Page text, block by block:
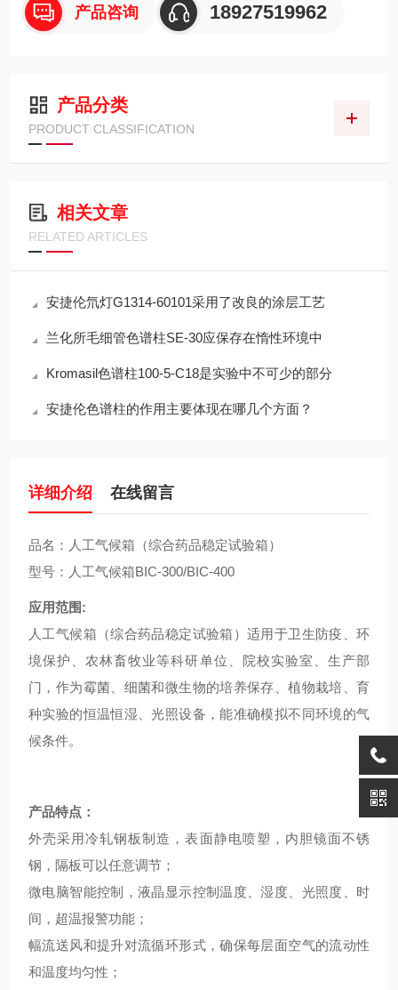
产品咨询 18927519962
产品分类
PRODUCT CLASSIFICATION
相关文章
RELATED ARTICLES
安捷伦氘灯G1314-60101采用了改良的涂层工艺
兰化所毛细管色谱柱SE-30应保存在惰性环境中
Kromasil色谱柱100-5-C18是实验中不可少的部分
安捷伦色谱柱的作用主要体现在哪几个方面？
详细介绍 在线留言
品名：人工气候箱（综合药品稳定试验箱）
型号：人工气候箱BIC-300/BIC-400
应用范围:
人工气候箱（综合药品稳定试验箱）适用于卫生防疫、环
境保护、农林畜牧业等科研单位、院校实验室、生产部
门，作为霉菌、细菌和微生物的培养保存、植物栽培、育
种实验的恒温恒湿、光照设备，能准确模拟不同环境的气
候条件。
产品特点：
外壳采用冷轧钢板制造，表面静电喷塑，内胆镜面不锈
钢，隔板可以任意调节；
微电脑智能控制，液晶显示控制温度、湿度、光照度、时
间，超温报警功能；
幅流送风和提升对流循环形式，确保每层面空气的流动性
和温度均匀性；